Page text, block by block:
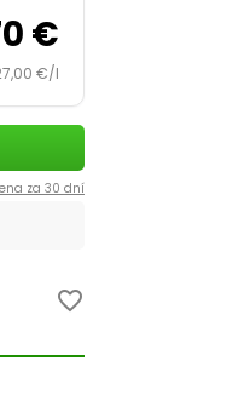
€
€/l
za 30 dní
favorite_border